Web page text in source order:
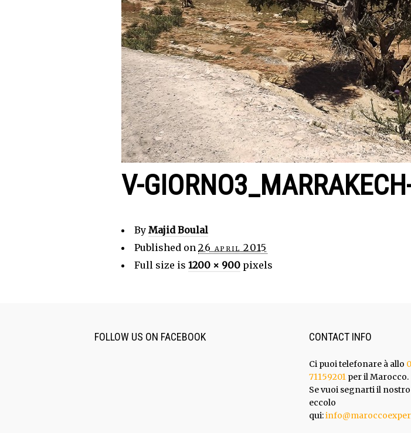
V-
By Majid Boulal
Published on 26 april 2015
Full size is 1200 × 900 pixels
FOLLOW US ON FACEBOOK CONTACT INFO
Ci puoi telefonare à allo
71159201 per il Marocco.
Se vuoi segnarti il
eccolo
qui: